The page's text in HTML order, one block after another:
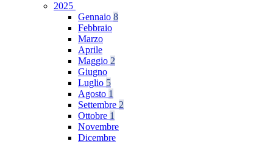
2025
Gennaio 8
Febbraio
Marzo
Aprile
Maggio 2
Giugno
Luglio 5
Agosto 1
Settembre 2
Ottobre 1
Novembre
Dicembre